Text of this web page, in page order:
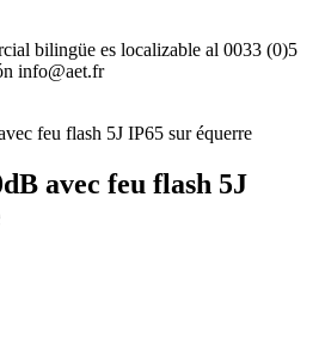
bilingüe es localizable al 0033 (0)5
info@aet.fr
feu flash 5J IP65 sur équerre
avec feu flash 5J